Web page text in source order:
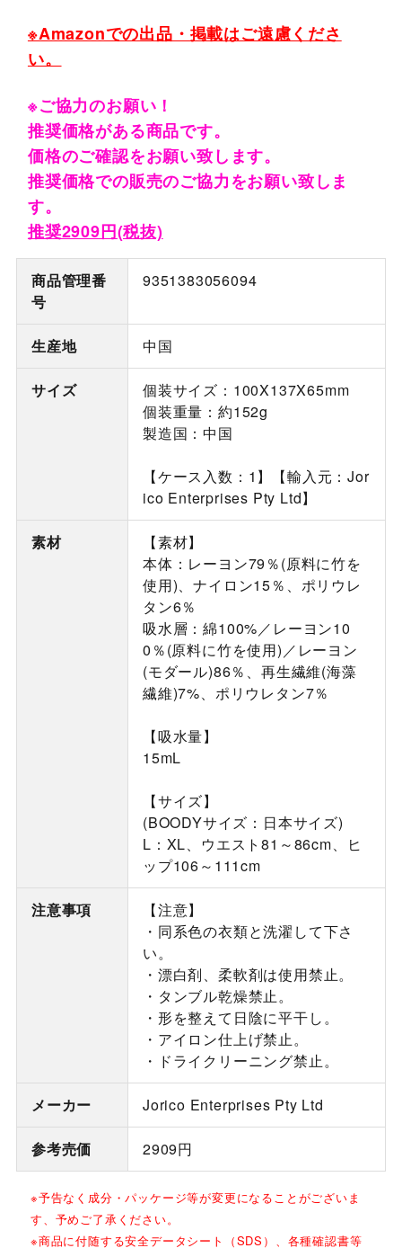
※Amazonでの出品・掲載はご遠慮くださ
い。
※ご協力のお願い！
推奨価格がある商品です。
価格のご確認をお願い致します。
推奨価格での販売のご協力をお願い致しま
す。
推奨2909円(税抜)
商品管理番
号
9351383056094
生産地 中国
サイズ
個装サイズ：100X137X65mm
個装重量：約152g
製造国：中国
【ケース入数：1】【輸入元：Jor
ico Enterprises Pty Ltd】
素材
【素材】
本体：レーヨン79％(原料に竹を
使用)、ナイロン15％、ポリウレ
タン6％
吸水層：綿100%／レーヨン10
0％(原料に竹を使用)／レーヨン
(モダール)86％、再生繊維(海藻
繊維)7%、ポリウレタン7％
【吸水量】
15mL
【サイズ】
(BOODYサイズ：日本サイズ)
L：XL、ウエスト81～86cm、ヒ
ップ106～111cm
注意事項
【注意】
・同系色の衣類と洗濯して下さ
い。
・漂白剤、柔軟剤は使用禁止。
・タンブル乾燥禁止。
・形を整えて日陰に平干し。
・アイロン仕上げ禁止。
・ドライクリーニング禁止。
メーカー Jorico Enterprises Pty Ltd
参考売価 2909円
※予告なく成分・パッケージ等が変更になることがございま
す、予めご了承ください。
※商品に付随する安全データシート（SDS）、各種確認書等